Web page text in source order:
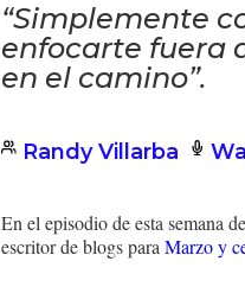
“Simplemente
enfocarte fuera
en el camino”.
Randy Villarba
En el episodio de esta semana
escritor de blogs para Marzo y